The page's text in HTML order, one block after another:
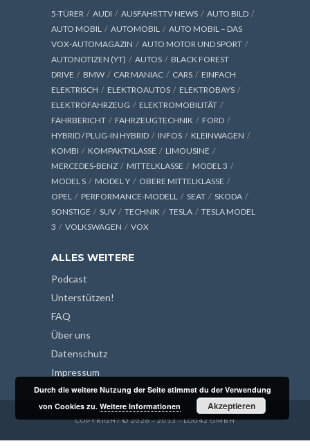
5-TÜRER AUDI AUSFAHRTTV NEWS
AUTO BILD
AUTO MOBIL
AUTOMOBIL
AUTO MOBIL – DAS
VOX-AUTOMAGAZIN
AUTO MOTOR UND SPORT
AUTONOTIZEN (YT)
AUTOS
BLACK FOREST
DRIVE
BMW CAR MANIAC CARS
EINFACH
ELEKTRISCH
ELEKTROAUTOS
ELEKTROBAYS
ELEKTROFAHRZEUG
ELEKTROMOBILITÄT
FAHRBERICHT
FAHRZEUGTECHNIK
FORD
HYBRID / PLUG-IN HYBRID
INFOS
KLEINWAGEN
KOMBI
KOMPAKTKLASSE
LIMOUSINE
MERCEDES-BENZ
MITTELKLASSE
MODEL 3
MODEL S
MODEL Y
OBERE MITTELKLASSE
OPEL
PERFORMANCE-MODELL SEAT
SKODA
SONSTIGE
SUV TECHNIK TESLA
TESLA MODEL
3
VOLKSWAGEN VOX
ALLES WEITERE
Podcast
Unterstützen!
FAQ
Über uns
Datenschutz
Impressum
COPYRIGHT © 2026 - 2013 - LOG42 GMBH
Durch die weitere Nutzung der Seite stimmst du der Verwendung
von Cookies zu.Weitere Informationen Akzeptieren